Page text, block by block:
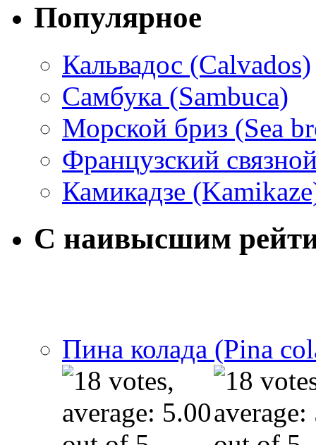
Популярное
Кальвадос (Calvados)
Самбука (Sambuca)
Морской бриз (Sea
Французский
Камикадзе
С наивысшим
Пина колада (Pina